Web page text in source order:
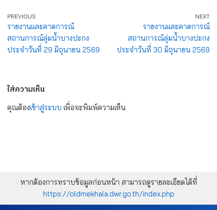
PREVIOUS
รายงานและคาดการณ์
สถานการณ์ลุ่มน้ำบางปะกง
ประจำวันที่ 29 มิถุนายน 2569
NEXT
รายงานและคาดการณ์
สถานการณ์ลุ่มน้ำบางปะกง
ประจำวันที่ 30 มิถุนายน 2569
ใส่ความเห็น
คุณต้องเข้าสู่ระบบ เพื่อจะพิมพ์ความเห็น
หากต้องการทราบข้อมูลก่อนหน้า สามารถดูรายละเอียดได้ที่
https://oldmekhala.dwr.go.th/index.php